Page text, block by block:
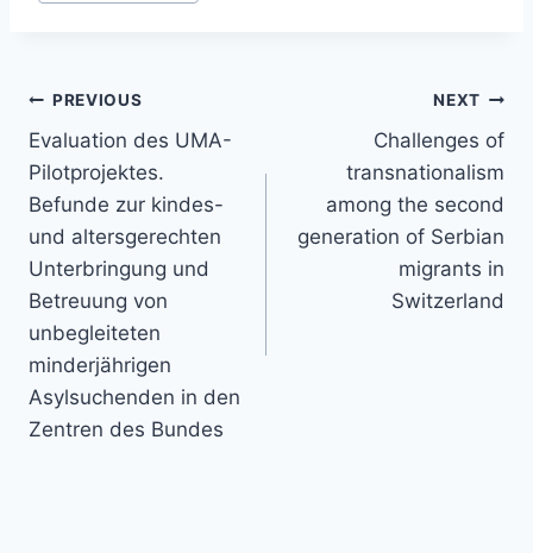
Post
navigation
PREVIOUS
Evaluation des UMA-
Pilotprojektes.
Befunde zur kindes-
und altersgerechten
Unterbringung und
Betreuung von
unbegleiteten
minderjährigen
Asylsuchenden in den
Zentren des Bundes
NEXT
Challenges of
transnationalism
among the second
generation of Serbian
migrants in
Switzerland